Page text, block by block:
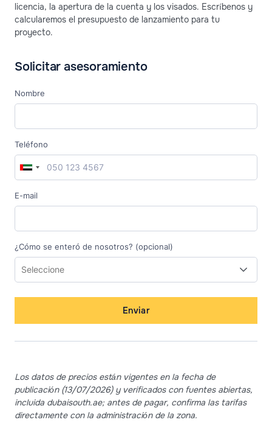
licencia, la apertura de la cuenta y los visados. Escríbenos y
calcularemos el presupuesto de lanzamiento para tu
proyecto.
Solicitar asesoramiento
Nombre
Teléfono
E-mail
¿Cómo se enteró de nosotros? (opcional)
Enviar
Los datos de precios están vigentes en la fecha de
publicación (13/07/2026) y verificados con fuentes abiertas,
incluida dubaisouth.ae; antes de pagar, confirma las tarifas
directamente con la administración de la zona.